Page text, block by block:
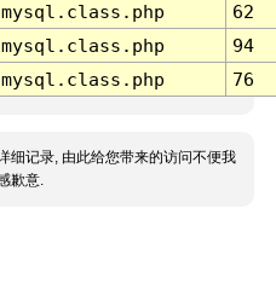
62
94
76
细记录, 由此给您带来的访问不便我
歉意.